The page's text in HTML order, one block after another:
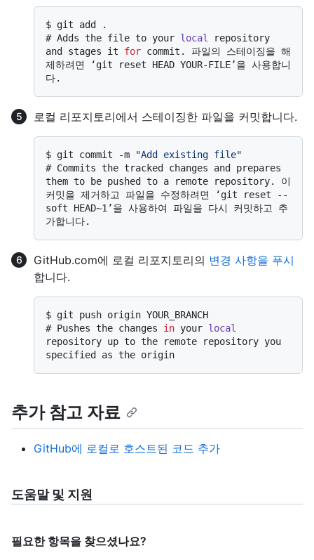
$ git add .
# Adds the file to your local
repository
and stages it for commit. 파일의 스테이징을 해
제하려면 ‘git reset HEAD YOUR-FILE’을 사용합니
다.
로컬 리포지토리에서 스테이징한 파일을 커밋합니다.
$ git commit -m
"Add existing file"
# Commits the tracked changes and prepares
them to be pushed to a remote repository. 이
커밋을 제거하고 파일을 수정하려면 ‘git reset --
soft HEAD~1’을 사용하여 파일을 다시 커밋하고 추
가합니다.
GitHub.com에 로컬 리포지토리의 변경 사항을 푸시
합니다.
$ git push origin YOUR_BRANCH
# Pushes the changes in your local
repository up to the remote repository you
specified as the origin
추가 참고 자료
GitHub에 로컬로 호스트된 코드 추가
도움말 및 지원
필요한 항목을 찾으셨나요?